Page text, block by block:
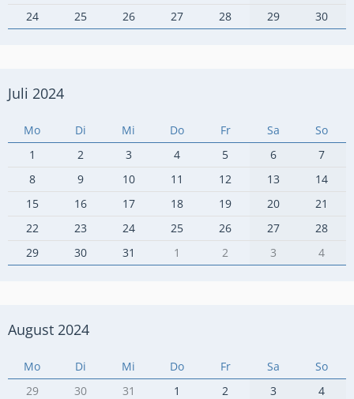
24
25 26 27 28 29 30
Juli 2024
Mo Di Mi Do Fr Sa
So
1
2 3 4 5 6
7
8
9 10 11 12 13
14
15
16 17 18 19 20
21
22
23 24 25 26 27
28
29
30 31 1 2 3 4
August 2024
Mo Di Mi Do Fr Sa
So
29
30 31 1 2 3
4